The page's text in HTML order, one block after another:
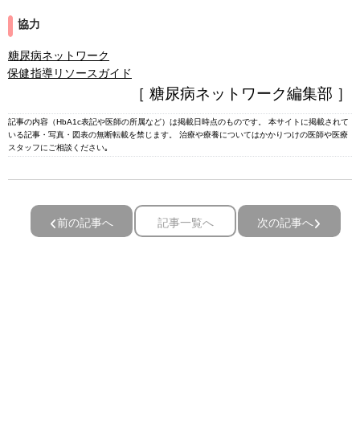
協力
糖尿病ネットワーク
保健指導リソースガイド
［ 糖尿病ネットワーク編集部 ］
記事の内容（HbA1c表記や医師の所属など）は掲載日時点のものです。 本サイトに掲載されて
いる記事・写真・図表の無断転載を禁じます。 治療や療養についてはかかりつけの医師や医療
スタッフにご相談ください｡
前の記事へ 記事一覧へ 次の記事へ